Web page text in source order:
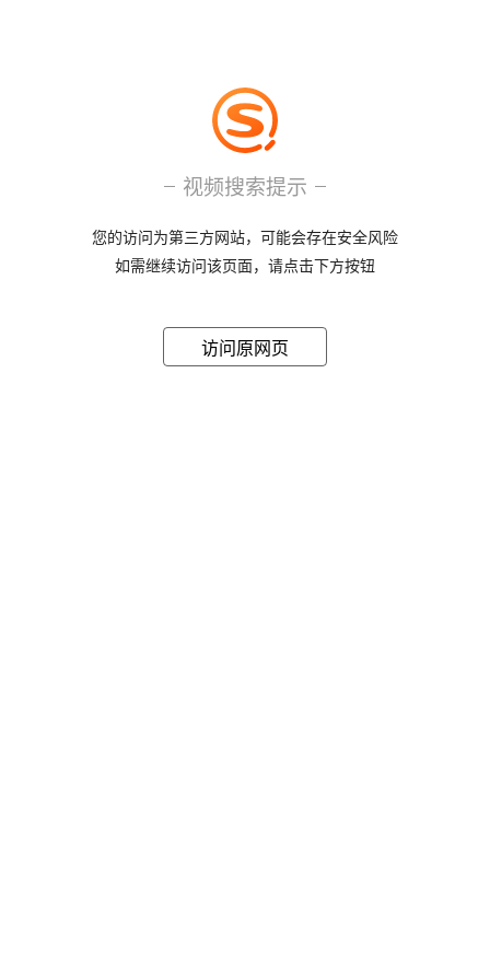
视频搜索提示
您的访问为第三方网站，可能会存在安全风险
如需继续访问该页面，请点击下方按钮
访问原网页